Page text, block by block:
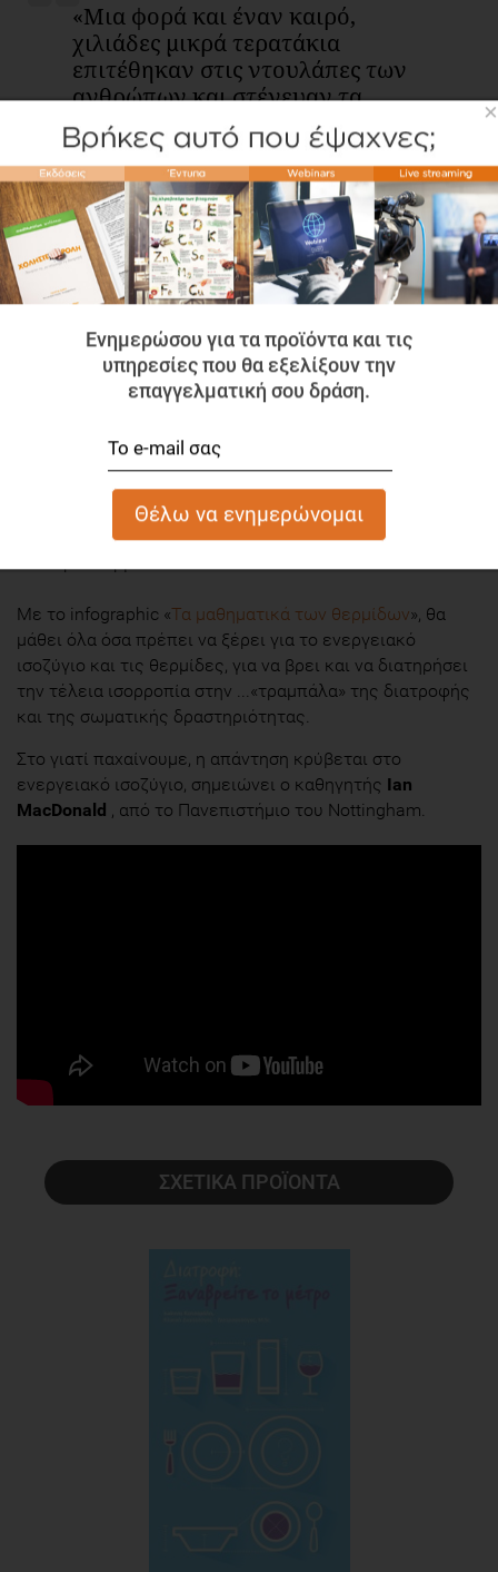
«Μια φορά και έναν καιρό,
χιλιάδες μικρά τερατάκια
επιτέθηκαν στις ντουλάπες των
ανθρώπων και στένευαν τα
ρούχα τους».
Μπορεί να εύχονταν οι πελάτες μας, αυτή η ιστορία να
ήταν αληθινή και αυτός να ήταν ο πραγματικός λόγος
που δεν χωρούν στα ρούχα τους, όμως τα πράγματα δεν
Οι επιστήμονες, τα τελευταία χρόνια, τονίζουν ολοένα
και περισσότερο τη σημασία του ισοζυγίου ενέργειας για
Αν οι θερμίδες που προσλαμβάνει είναι ίσες με εκείνες
που ξοδεύει καθημερινά, τότε το βάρος τους θα
παραμείνει σταθερό, ενώ θα μειωθεί μόνο αν οι
θερμίδες που ξοδεύουν είναι περισσότερες από εκείνες
Με το infographic «Τα μαθηματικά των θερμίδων», θα
μάθει όλα όσα πρέπει να ξέρει για το ενεργειακό
ισοζύγιο και τις θερμίδες, για να βρει και να διατηρήσει
την τέλεια ισορροπία στην ...«τραμπάλα» της διατροφής
και της σωματικής δραστηριότητας.
Στο γιατί παχαίνουμε, η απάντηση κρύβεται στο
ενεργειακό ισοζύγιο, σημειώνει ο καθηγητής Ian
MacDonald , από το Πανεπιστήμιο τoυ Nottingham.
ΣΧΕΤΙΚΑ ΠΡΟΪΟΝΤΑ
×
Ενημερώσου για τα προϊόντα και τις
υπηρεσίες που θα εξελίξουν την
επαγγελματική σου δράση.